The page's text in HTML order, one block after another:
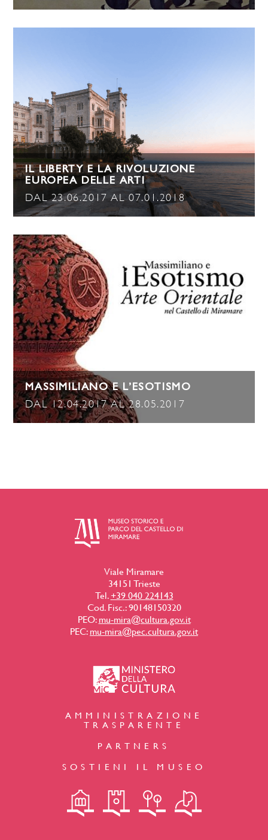
IL LIBERTY E LA RIVOLUZIONE
EUROPEA DELLE ARTI
DAL 23.06.2017 AL 07.01.2018
MASSIMILIANO E L’ESOTISMO
DAL 12.04.2017 AL 28.05.2017
Viale Miramare
34151 Trieste
Tel. +39 040 224143
Cod. Fisc.: 90148150320
PEO: mu-mira@cultura.gov.it
PEC: mu-mira@pec.cultura.gov.it
AMMINISTRAZIONE
TRASPARENTE
PARTNERS
SOSTIENI IL MUSEO